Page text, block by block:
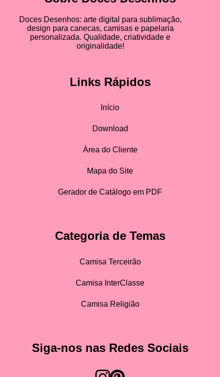
Doces Desenhos: arte digital para sublimação,
design para canecas, camisas e papelaria
personalizada. Qualidade, criatividade e
originalidade!
Links Rápidos
Início
Download
Área do Cliente
Mapa do Site
Gerador de Catálogo em PDF
Categoria de Temas
Camisa Terceirão
Camisa InterClasse
Camisa Religião
Siga-nos nas Redes Sociais